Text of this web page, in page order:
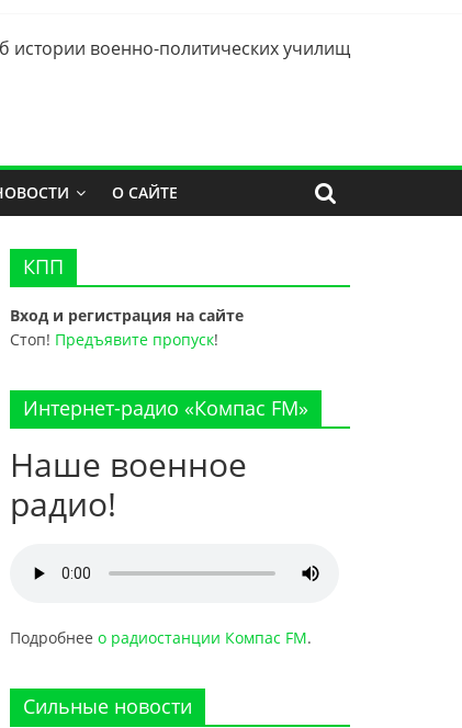
истории военно-политических училищ
О САЙТЕ
КПП
Вход и регистрация на сайте
Стоп! Предъявите пропуск!
Интернет-радио «Компас FM»
Наше военное
радио!
Подробнее о радиостанции Компас FM.
Сильные новости